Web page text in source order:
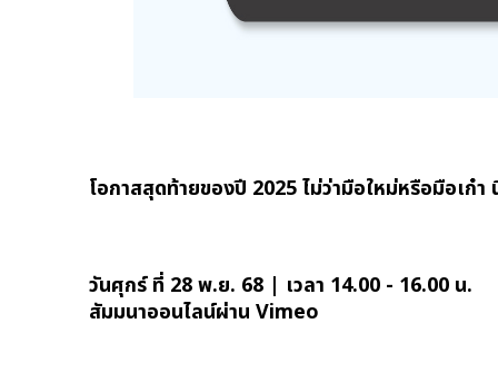
โอกาสสุดท้ายของปี 2025 ไม่ว่ามือใหม่หรือมือเ
วันศุกร์ ที่ 28 พ.ย. 68 | เวลา 14.00 - 16.00 น.
สัมมนาออนไลน์ผ่าน Vimeo